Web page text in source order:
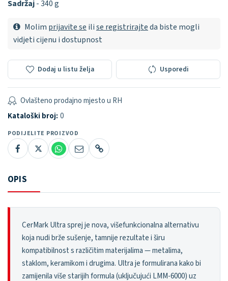
Sadržaj- 340 g
Molim prijavite se ilise registrirajteda biste mogli
vidjeti cijenu i dostupnost
Dodaj u listu želja Usporedi
Ovlašteno prodajno mjesto u RH
Kataloški broj: 0
PODIJELITE PROIZVOD
OPIS
CerMark Ultra sprej je nova, višefunkcionalna alternativu
koja nudi brže sušenje, tamnije rezultate i širu
kompatibilnost s različitim materijalima — metalima,
staklom, keramikom i drugima. Ultra je formulirana kako bi
zamijenila više starijih formula (uključujući LMM-6000) uz